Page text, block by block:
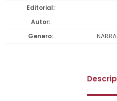
Editorial
Autor
Genero